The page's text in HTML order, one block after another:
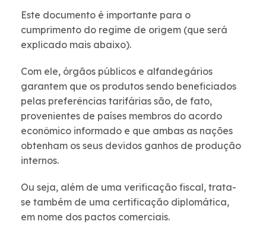
Este documento é importante para o
cumprimento do regime de origem (que será
explicado mais abaixo).
Com ele, órgãos públicos e alfandegários
garantem que os produtos sendo beneficiados
pelas preferências tarifárias são, de fato,
provenientes de países membros do acordo
econômico informado e que ambas as nações
obtenham os seus devidos ganhos de produção
internos.
Ou seja, além de uma verificação fiscal, trata-
se também de uma certificação diplomática,
em nome dos pactos comerciais.